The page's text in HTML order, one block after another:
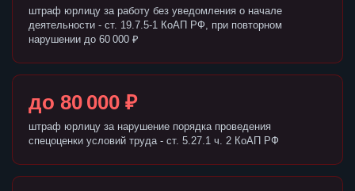
штраф юрлицу за работу без уведомления о начале
деятельности - ст. 19.7.5-1 КоАП РФ, при повторном
нарушении до 60 000 ₽
до 80 000 ₽
штраф юрлицу за нарушение порядка проведения
спецоценки условий труда - ст. 5.27.1 ч. 2 КоАП РФ